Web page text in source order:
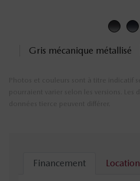
Gris mécanique métallisé
Financement Location